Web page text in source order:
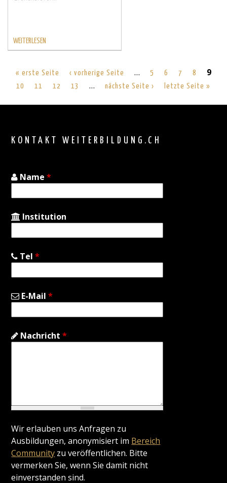
WEITERLESEN
« erste Seite ‹ vorherige Seite … 5 6 7 8 9
10 11 12 13 … nächste Seite › letzte Seite »
top
KONTAKT WEITERBILDUNG.CH
Name*
Institution
Tel*
E-Mail*
Nachricht*
Wir erlauben uns Anfragen zu
Ausbildungen, anonymisiert im Bereich
Community zu veröffentlichen. Bitte
vermerken Sie, wenn Sie damit nicht
einverstanden sind.